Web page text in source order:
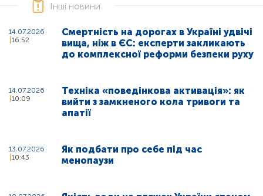
Інші новини
14.07.2026
16:52
Смертність на дорогах в Україні удвічі
вища, ніж в ЄС: експерти закликають
до комплексної реформи безпеки руху
14.07.2026
10:09
Техніка «поведінкова активація»: як
вийти з замкненого кола тривоги та
апатії
13.07.2026
10:43
Як подбати про себе під час
менопаузи